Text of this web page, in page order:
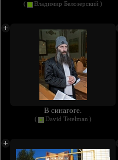
( Владимир Белозерский )
В синагоге.
( David Tetelman )